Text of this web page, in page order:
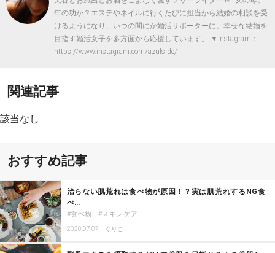
年の功か？エステやネイルに行くたびに担当から結婚の相談を受
けるようになり、いつの間にか婚活サポーターに。幸せな結婚を
目指す婚活女子を多方面から応援しています。 ▼instagram：
https://www.instagram.com/azulside/
関連記事
該当なし
おすすめ記事
治らない肌荒れは食べ物が原因！？実は肌荒れするNG食
べ…
食べ物 スキンケア
2020.07.07 ぐりこ